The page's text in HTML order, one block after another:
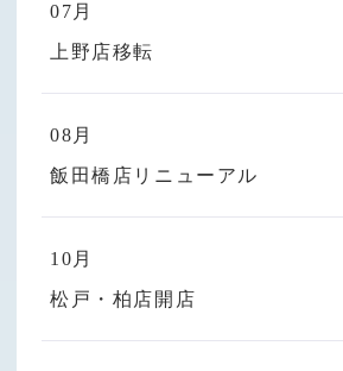
07月
上野店移転
08月
飯田橋店リニューアル
10月
松戸・柏店開店